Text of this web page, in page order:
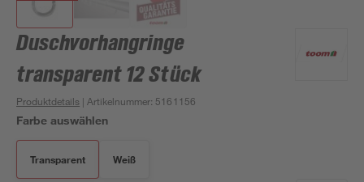
Duschvorhangringe
transparent 12 Stück
Produktdetails | Artikelnummer: 5161156
Farbe auswählen
Transparent Weiß